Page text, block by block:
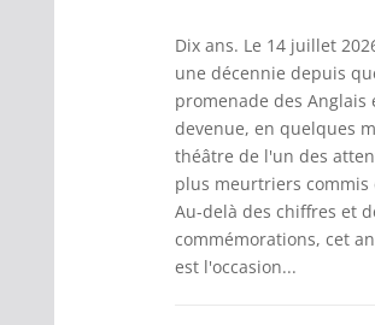
Dix ans. Le 14 juillet
une décennie depuis
promenade des Anglais
devenue, en quelques
théâtre de l'un des
plus meurtriers commis
Au-delà des chiffres et
commémorations, cet
est l'occasion...